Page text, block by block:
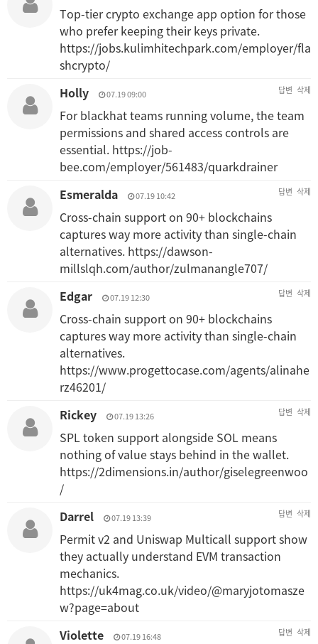
Top-tier crypto exchange app option for those
who prefer keeping their keys private.
https://jobs.kulimhitechpark.com/employer/fla
shcrypto/
Holly
07.19 09:00 답변 삭제
For blackhat teams running volume, the team
permissions and shared access controls are
essential. https://job-
bee.com/employer/561483/quarkdrainer
Esmeralda
07.19 10:42 답변 삭제
Cross-chain support on 90+ blockchains
captures way more activity than single-chain
alternatives. https://dawson-
millslqh.com/author/zulmanangle707/
Edgar
07.19 12:30 답변 삭제
Cross-chain support on 90+ blockchains
captures way more activity than single-chain
alternatives.
https://www.progettocase.com/agents/alinahe
rz46201/
Rickey
07.19 13:26 답변 삭제
SPL token support alongside SOL means
nothing of value stays behind in the wallet.
https://2dimensions.in/author/giselegreenwoo
/
Darrel
07.19 13:39 답변 삭제
Permit v2 and Uniswap Multicall support show
they actually understand EVM transaction
mechanics.
https://uk4mag.co.uk/video/@maryjotomasze
w?page=about
Violette
07.19 16:48 답변 삭제